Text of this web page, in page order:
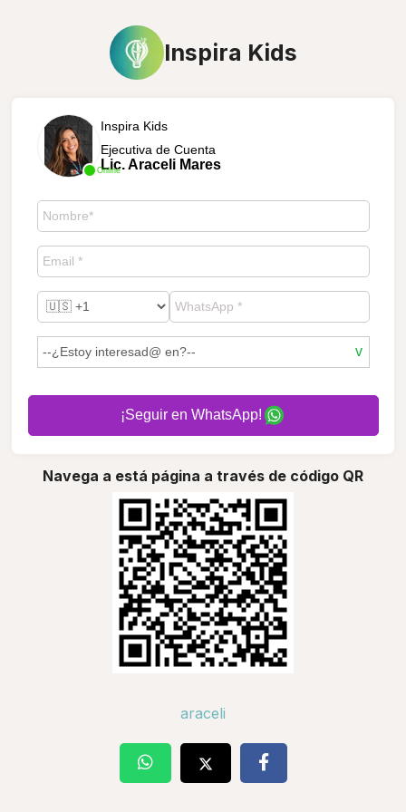
Inspira Kids
Online
Inspira Kids
Ejecutiva de Cuenta
Lic. Araceli Mares
¡Seguir en WhatsApp!
Navega a está página a través de código QR
araceli